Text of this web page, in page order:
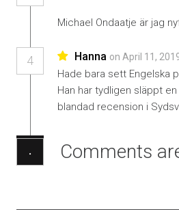
Michael Ondaatje är jag
4 Hanna on April 11,
Hade bara sett Engelska
Han har tydligen släppt
blandad recension i
· Comments